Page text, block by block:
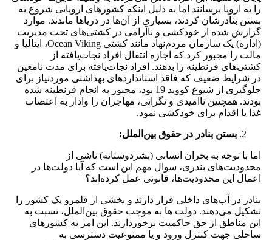
را به اروپا برسانند اما به دلیل اینکه کشورهای اروپایی شروع به
بستن بنادرشان کردند، بسیاری از آن‌ها در دریاها ماندند. موارد
گزارش شده از خودکشی و ناآرامی در کشتی‌های تحت مدیریت
(اداره) یک سازمان مردم‌نهاد مانند کشتی Ocean Viking، ایتالیا و
مالت را مجبور کرد که اجازه انتقال افراد نجات‌یافته از
کشتی‌های قرنطینه را بدهند. افراد نجات‌یافته برای مدت نامعین
در شرایط ضعیف که فاقد استانداردهای بهداشتی موردنیاز برای
جلوگیری از شیوع کووید 19 بود، مجبور به انجام قرنطینه شده
بودند. همچنین نا‌امیدی و نگرانی، مهاجران را وادار به اعتصاب
غذا یا اقدام برای خودکشی نمود.
بستن بنادر در حقوق بین‌الملل:
اما با توجه به بحران انسانی (بشردوستانه) ناشی از
محدودیت‌های بندری، سوال مهم این است که آیا دولت‌ها در
اعمال این محدودیت‌ها، قانونی عمل کرده‌اند؟
بنادر در آب‌های داخلی قرار دارند و بخشی از قلمرو یک کشور را
تشکیل می‌دهند. دولت ها به موجب حقوق بین‌الملل، نسبت به
این مناطق از حق حاکمیت برخوردارند. این امر به کشورهای
ساحلی جهت کنترل ورود و یا ممنوعیت دسترسی به